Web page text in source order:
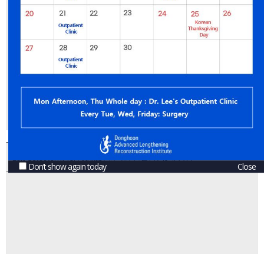
Don’t show again today Close
Left Osteotomy for Arthritis / 휜다리 관절염 /40대 남성